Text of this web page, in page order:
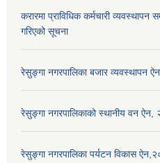
करारमा प्राविधिक कर्मचारी व्यवस्थापन
गरिएको सूचना
रेसुङ्गा नगरपालिका बजार व्यवस्थापन
रेसुङ्गा नगरपालिकाको स्थानीय वन ऐन,
रेसुङ्गा नगरपालिका पर्यटन विकास